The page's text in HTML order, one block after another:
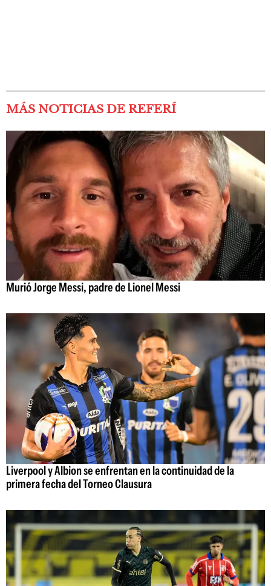
MÁS NOTICIAS DE REFERÍ
Murió Jorge Messi, padre de Lionel Messi
Liverpool y Albion se enfrentan en la continuidad de la
primera fecha del Torneo Clausura